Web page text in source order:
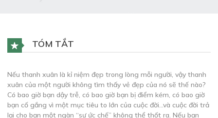
TÓM TẮT
Nếu thanh xuân là kỉ niệm đẹp trong lòng mỗi người, vậy thanh
xuân của một người không tìm thấy vẻ đẹp của nó sẽ thế nào?
Có bao giờ bạn dậy trễ, có bao giờ bạn bị điểm kém, có bao giờ
bạn cố gắng vì một mục tiêu to lớn của cuộc đời…và cuộc đời trả
lại cho bạn một ngàn “sự ức chế” không thể thốt ra. Nếu bạn